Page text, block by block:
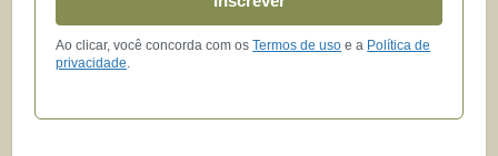
Ao clicar, você concorda com osTermos de uso e a Política de
privacidade.